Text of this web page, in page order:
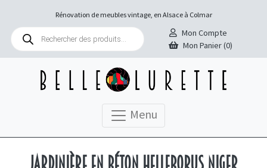
Rénovation de meubles vintage, en Alsace à Colmar
Recherche
produits
Mon Compte
Mon Panier (0)
Menu
Jardinière en béton Helleborus niger